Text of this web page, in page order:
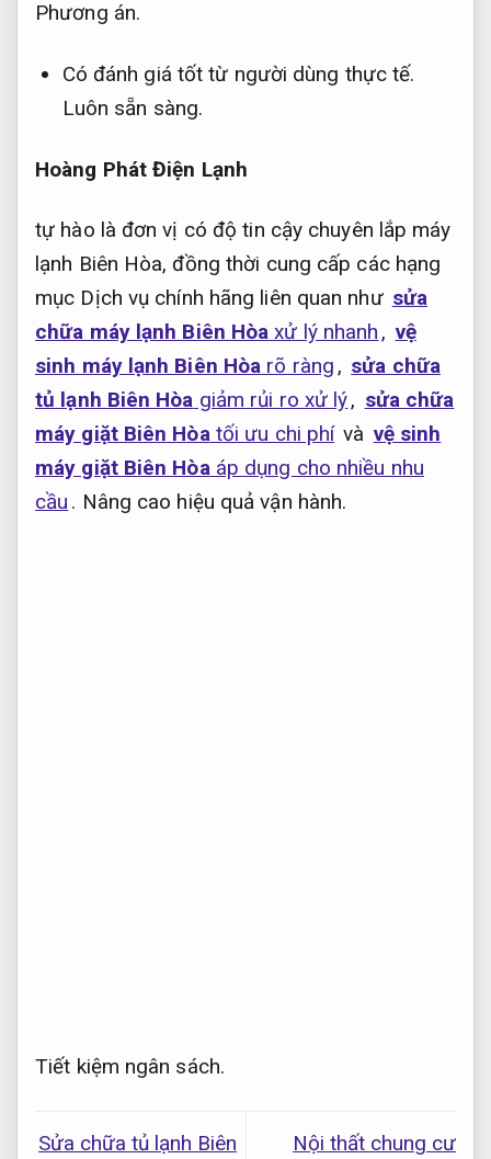
Phương án.
Có đánh giá tốt từ người dùng thực tế.
Luôn sẵn sàng.
Hoàng Phát Điện Lạnh
tự hào là đơn vị có độ tin cậy chuyên lắp máy
lạnh Biên Hòa, đồng thời cung cấp các hạng
mục Dịch vụ chính hãng liên quan như sửa
chữa máy lạnh Biên Hòa xử lý nhanh , vệ
sinh máy lạnh Biên Hòa rõ ràng , sửa chữa
tủ lạnh Biên Hòa giảm rủi ro xử lý, sửa chữa
máy giặt Biên Hòatối ưu chi phí và vệ sinh
máy giặt Biên Hòaáp dụng cho nhiều nhu
cầu . Nâng cao hiệu quả vận hành.
Tiết kiệm ngân sách.
Sửa chữa tủ lạnh Biên Nội thất chung cư